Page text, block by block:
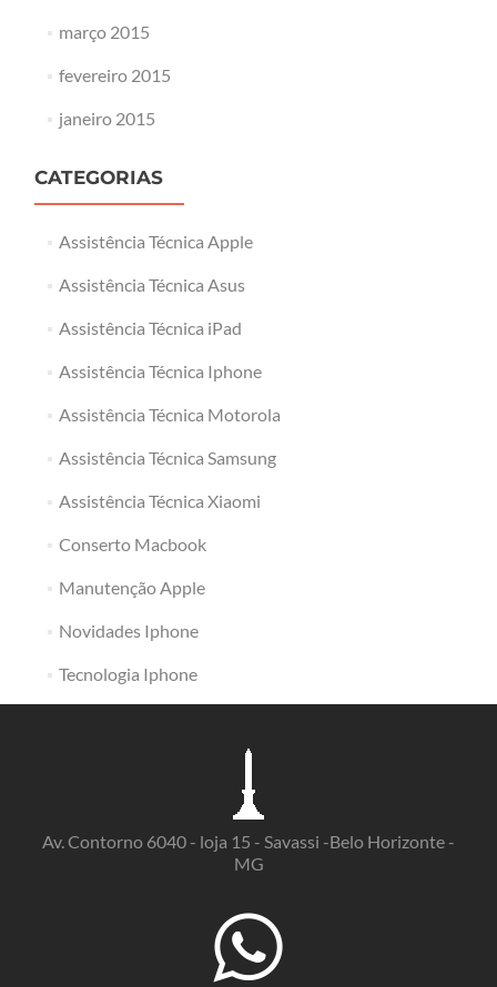
março 2015
fevereiro 2015
janeiro 2015
CATEGORIAS
Assistência Técnica Apple
Assistência Técnica Asus
Assistência Técnica iPad
Assistência Técnica Iphone
Assistência Técnica Motorola
Assistência Técnica Samsung
Assistência Técnica Xiaomi
Conserto Macbook
Manutenção Apple
Novidades Iphone
Tecnologia Iphone
Av. Contorno 6040 - loja 15 - Savassi -Belo Horizonte -
MG